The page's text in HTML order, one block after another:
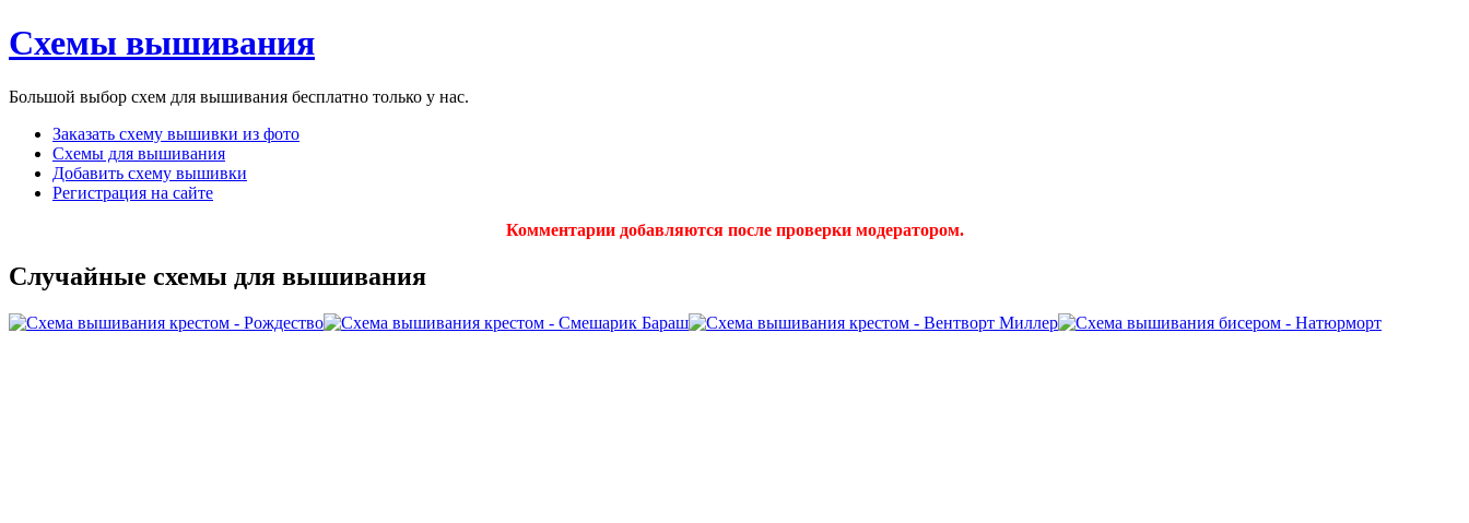
Схемы вышивания
Большой выбор схем для вышивания бесплатно только у нас.
Заказать схему вышивки из фото
Схемы для вышивания
Добавить схему вышивки
Регистрация на сайте
Комментарии добавляются после проверки модератором.
Случайные схемы для вышивания